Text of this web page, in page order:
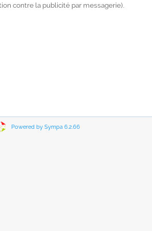
contre la publicité par messagerie).
Powered by Sympa 6.2.66